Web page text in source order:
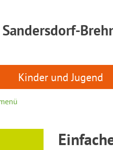
Kinder und Jugend